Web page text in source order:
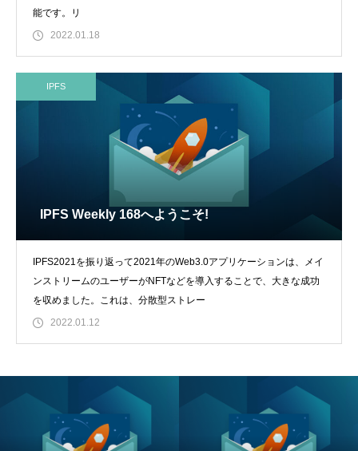
能です。リ
2022.01.18
IPFS
IPFS Weekly 168へようこそ!
IPFS2021を振り返って2021年のWeb3.0アプリケーションは、メイ
ンストリームのユーザーがNFTなどを導入することで、大きな成功
を収めました。これは、分散型ストレー
2022.01.12